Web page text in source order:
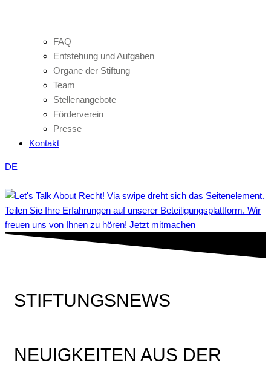
FAQ
Entstehung und Aufgaben
Organe der Stiftung
Team
Stellenangebote
Förderverein
Presse
Kontakt
DE
Teilen Sie Ihre Erfahrungen auf unserer Beteiligungsplattform. Wir
freuen uns von Ihnen zu hören! Jetzt mitmachen
STIFTUNGSNEWS
NEUIGKEITEN AUS DER